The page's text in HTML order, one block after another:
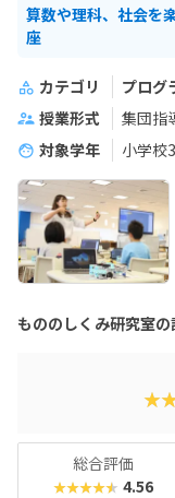
算数や理科、社会を
座
カテゴリ
プログ
授業形式
集団指
対象学年
小学校
もののしくみ研究室
総合評価
★★★★★ 4.56